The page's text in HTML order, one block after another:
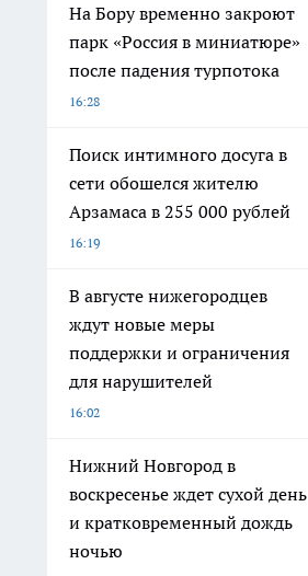
На Бору временно закроют
парк «Россия в миниатюре»
после падения турпотока
16:28
Поиск интимного досуга в
сети обошелся жителю
Арзамаса в 255 000 рублей
16:19
В августе нижегородцев
ждут новые меры
поддержки и ограничения
для нарушителей
16:02
Нижний Новгород в
воскресенье ждет сухой день
и кратковременный дождь
ночью